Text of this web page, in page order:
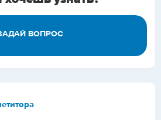
ВОПРОС